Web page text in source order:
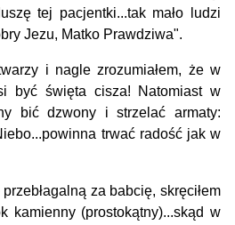
tej pacjentki...tak mało ludzi
Jezu, Matko Prawdziwa".
i nagle zrozumiałem, że w
być święta cisza! Natomiast w
bić dzwony i strzelać armaty:
trwać radość jak w
za babcię, skręciłem
kamienny (prostokątny)...skąd w